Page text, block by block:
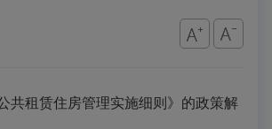
共租赁住房管理实施细则》的政策解